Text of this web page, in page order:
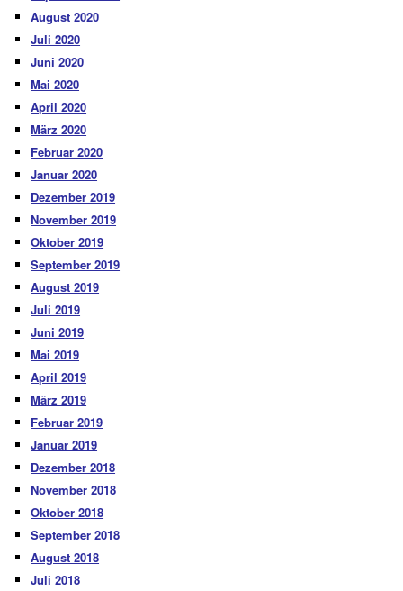
August 2020
Juli 2020
Juni 2020
Mai 2020
April 2020
März 2020
Februar 2020
Januar 2020
Dezember 2019
November 2019
Oktober 2019
September 2019
August 2019
Juli 2019
Juni 2019
Mai 2019
April 2019
März 2019
Februar 2019
Januar 2019
Dezember 2018
November 2018
Oktober 2018
September 2018
August 2018
Juli 2018